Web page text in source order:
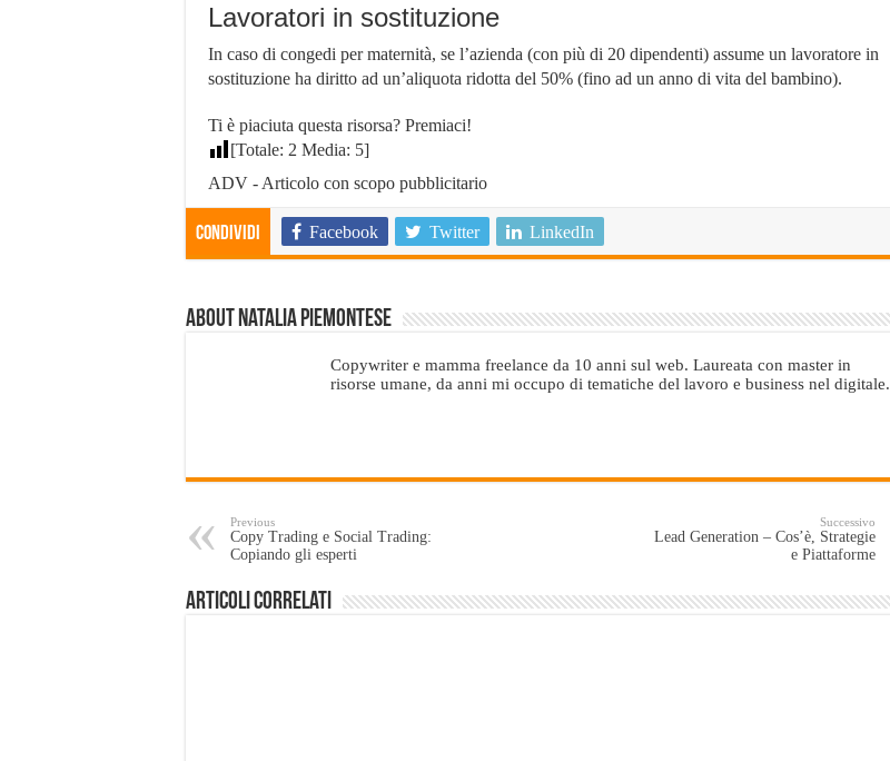
Lavoratori in sostituzione
In caso di congedi per maternità, se l’azienda (con più di 20 dipendenti) assume un lavoratore in
sostituzione ha diritto ad un’aliquota ridotta del 50% (fino ad un anno di vita del bambino).
Ti è piaciuta questa risorsa? Premiaci!
[Totale: 2 Media: 5]
ADV - Articolo con scopo pubblicitario
Condividi Facebook Twitter LinkedIn
About Natalia Piemontese
Copywriter e mamma freelance da 10 anni sul web. Laureata con master in
risorse umane, da anni mi occupo di tematiche del lavoro e business nel digitale.
Previous
Copy Trading e Social Trading:
Copiando gli esperti
Successivo
Lead Generation – Cos’è, Strategie
e Piattaforme
Articoli Correlati